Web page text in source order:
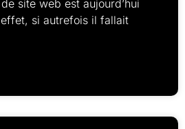
site web est aujourd’hui
si autrefois il fallait